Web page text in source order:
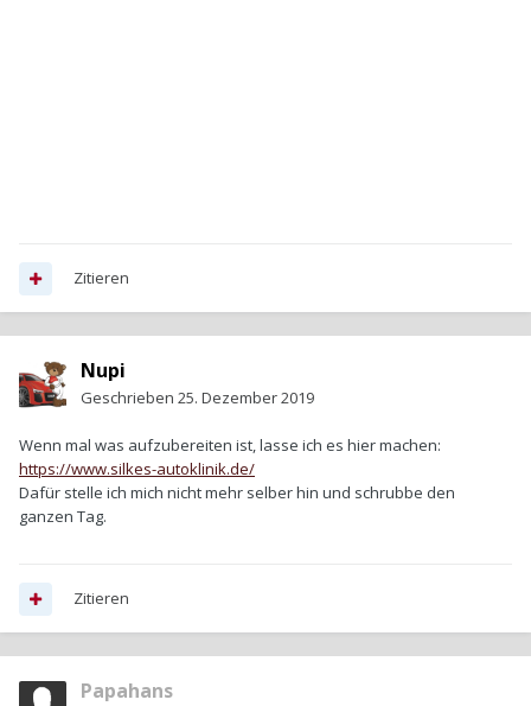
Zitieren
Nupi
Geschrieben 25. Dezember 2019
Wenn mal was aufzubereiten ist, lasse ich es hier machen:
https://www.silkes-autoklinik.de/
Dafür stelle ich mich nicht mehr selber hin und schrubbe den
ganzen Tag.
Zitieren
Papahans